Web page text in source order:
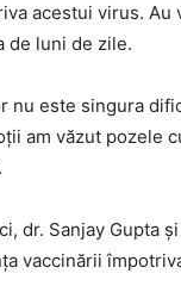
acestui virus. Au
de luni de zile.
nu este singura
am văzut pozele
dr. Sanjay Gupta
vaccinării